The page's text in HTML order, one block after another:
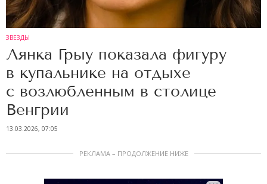
ЗВЕЗДЫ
Лянка Грыу показала фигуру
в купальнике на отдыхе
с возлюбленным в столице
Венгрии
13.03.2026, 07:05
РЕКЛАМА – ПРОДОЛЖЕНИЕ НИЖЕ